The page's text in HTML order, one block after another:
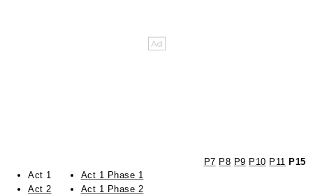
Act 1
Act 2
Act 1 Phase 1
Act 1 Phase 2
P7 P8 P9 P10 P11 P15